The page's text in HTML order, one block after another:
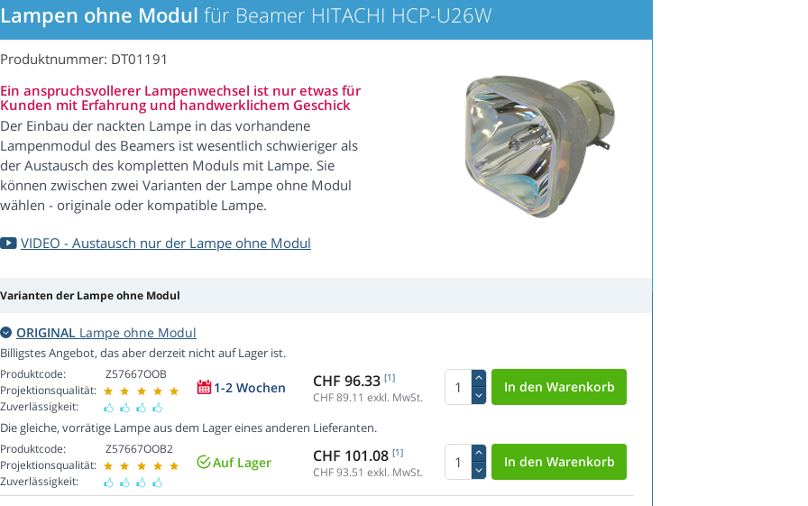
Lampen ohne Modul für Beamer HITACHI HCP-U26W
Produktnummer: DT01191
Ein anspruchsvollerer Lampenwechsel ist nur etwas für
Kunden mit Erfahrung und handwerklichem Geschick
Der Einbau der nackten Lampe in das vorhandene
Lampenmodul des Beamers ist wesentlich schwieriger als
der Austausch des kompletten Moduls mit Lampe. Sie
können zwischen zwei Varianten der Lampe ohne Modul
wählen - originale oder kompatible Lampe.
VIDEO - Austausch nur der Lampe ohne Modul
Varianten der Lampe ohne Modul
ORIGINAL Lampe ohne Modul
Billigstes Angebot, das aber derzeit nicht auf Lager ist.
Produktcode:
Projektionsqualität:
Zuverlässigkeit:
Z57667OOB
1-2 Wochen CHF 96.33 [1]
CHF 89.11 exkl. MwSt.
Die gleiche, vorrätige Lampe aus dem Lager eines anderen Lieferanten.
Produktcode:
Projektionsqualität:
Zuverlässigkeit:
Z57667OOB2
Auf Lager CHF 101.08 [1]
CHF 93.51 exkl. MwSt.